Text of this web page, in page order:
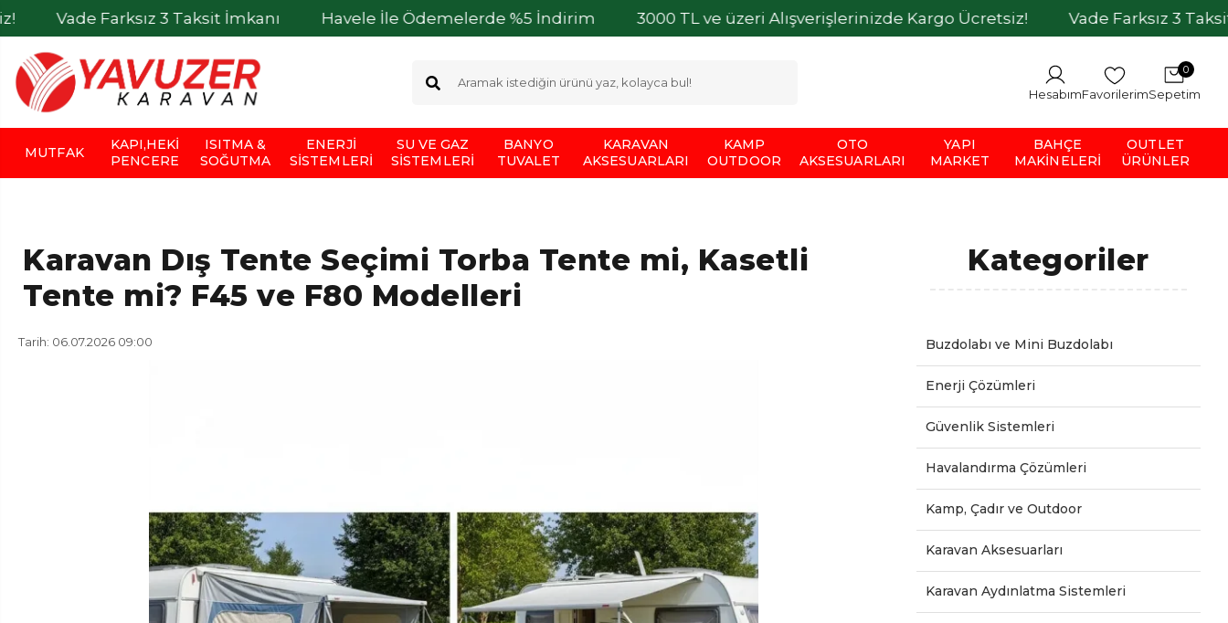
Farksız 3 Taksit İmkanı Havele İle Ödemelerde %5 İndirim 3000 TL ve üzeri Alışverişlerinizde Kargo Ücretsiz! Vade Farksız 3 Taksit İmkanı
HesabımFavorilerim
0
Sepetim
MUTFAK
KAPI,HEKI
PENCERE
ISITMA &
SOĞUTMA
ENERJI
SISTEMLERI
SU VE GAZ
SISTEMLERI
BANYO
TUVALET
KARAVAN
AKSESUARLARI
KAMP
OUTDOOR
OTO
AKSESUARLARI
YAPI
MARKET
BAHÇE
MAKINELERI
OUTLET
ÜRÜNLER
Karavan Dış Tente Seçimi Torba Tente mi, Kasetli
Tente mi? F45 ve F80 Modelleri
Tarih: 06.07.2026 09:00
Kategoriler
Buzdolabı ve Mini Buzdolabı
Enerji Çözümleri
Güvenlik Sistemleri
Havalandırma Çözümleri
Kamp, Çadır ve Outdoor
Karavan Aksesuarları
Karavan Aydınlatma Sistemleri